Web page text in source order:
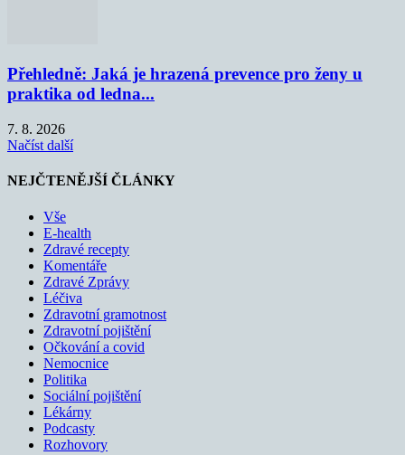
Přehledně: Jaká je hrazená prevence pro ženy u
praktika od ledna...
7. 8. 2026
Načíst další
NEJČTENĚJŠÍ ČLÁNKY
Vše
E-health
Zdravé recepty
Komentáře
Zdravé Zprávy
Léčiva
Zdravotní gramotnost
Zdravotní pojištění
Očkování a covid
Nemocnice
Politika
Sociální pojištění
Lékárny
Podcasty
Rozhovory